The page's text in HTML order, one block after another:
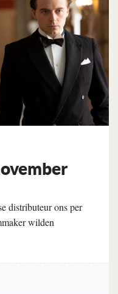
distributeur ons per
wilden